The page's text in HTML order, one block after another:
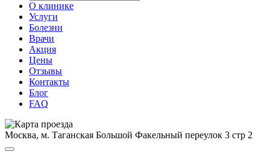
О клинике
Услуги
Болезни
Врачи
Акция
Цены
Отзывы
Контакты
Блог
FAQ
Москва, м. Таганская Большой Факельный переулок 3 стр 2